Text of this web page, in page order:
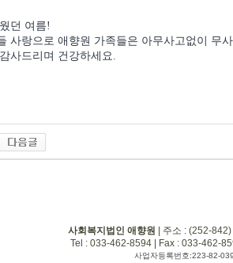
던 여름!
사랑으로 애향원 가족들은 아무사고없이 무
사드리며 건강하세요.
사회복지법인 애향원 | 주소 : (252-
Tel : 033-462-8594 | Fax : 033-462-
사업자등록번호:223-82-